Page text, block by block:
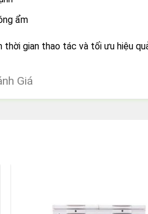
ẩm
gian thao tác và tối ưu hiệu
Giá